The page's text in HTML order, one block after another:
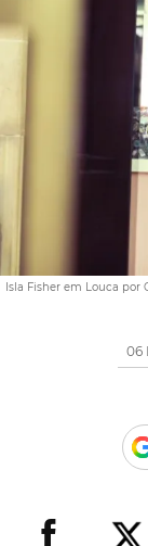
Isla Fisher em Louca por
06